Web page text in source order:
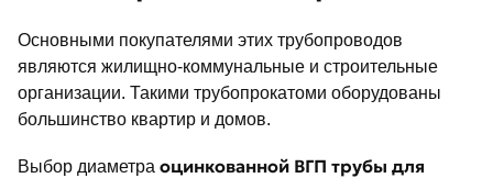
Основными покупателями этих трубопроводов
являются жилищно-коммунальные и строительные
организации. Такими трубопрокатоми оборудованы
большинство квартир и домов.
Выбор диаметра оцинкованной ВГП трубы для